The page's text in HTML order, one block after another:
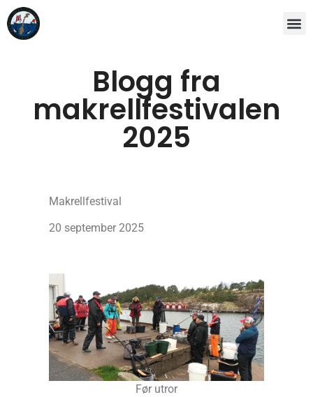
Blogg fra
makrellfestivalen
2025
Makrellfestival
20 september 2025
Før utror